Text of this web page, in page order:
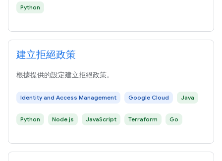
Python
建立拒絕政策
根據提供的設定建立拒絕政策。
Identity and Access Management Google Cloud Java
Python Node.js JavaScript Terraform Go